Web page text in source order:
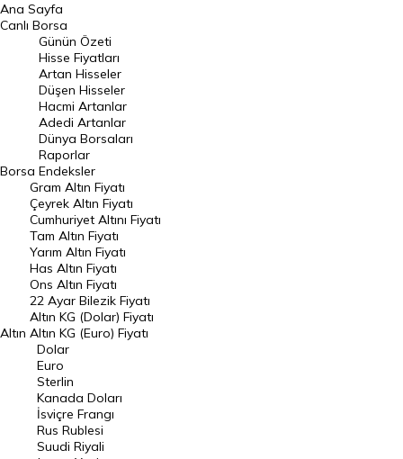
BIST 100 Hisseleri
En Çok Artan Hisseler
En Çok Düşen Hisseler
Hacmi Artanlar
Geçmiş Kapanışlar
Dünya Borsaları
Raporlar
Endeksler
DÖVİZ
Döviz Kuru
Dolar Kuru
Euro Kuru
Pound Kuru
Frank Kuru
Riyal Kuru
Ana Sayfa
Canlı Borsa
Borsa
Günün Özeti
Hisse Fiyatları
Artan Hisseler
Düşen Hisseler
Hacmi Artanlar
Adedi Artanlar
Dünya Borsaları
Raporlar
Endeksler
Altın
Gram Altın Fiyatı
Çeyrek Altın Fiyatı
Cumhuriyet Altını Fiyatı
Tam Altın Fiyatı
Yarım Altın Fiyatı
Has Altın Fiyatı
Ons Altın Fiyatı
22 Ayar Bilezik Fiyatı
Altın KG (Dolar) Fiyatı
Altın KG (Euro) Fiyatı
Dolar
Euro
Sterlin
Kanada Doları
İsviçre Frangı
Rus Rublesi
Suudi Riyali